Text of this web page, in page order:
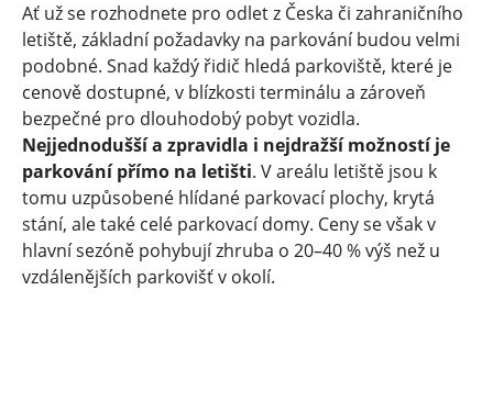
Ať už se rozhodnete pro odlet z Česka či zahraničního
letiště, základní požadavky na parkování budou velmi
podobné. Snad každý řidič hledá parkoviště, které je
cenově dostupné, v blízkosti terminálu a zároveň
bezpečné pro dlouhodobý pobyt vozidla.
Nejjednodušší a zpravidla i nejdražší možností je
parkování přímo na letišti. V areálu letiště jsou k
tomu uzpůsobené hlídané parkovací plochy, krytá
stání, ale také celé parkovací domy. Ceny se však v
hlavní sezóně pohybují zhruba o 20–40 % výš než u
vzdálenějších parkovišť v okolí.